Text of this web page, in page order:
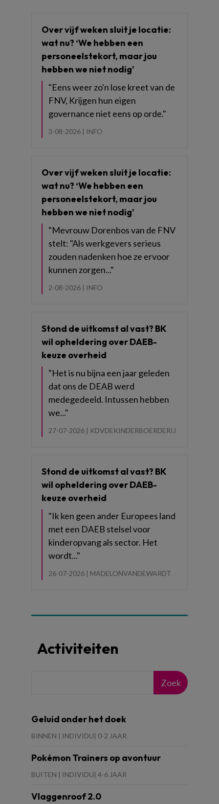
Over vijf weken sluit je locatie:
wat nu? ‘We hebben een
personeelstekort, maar jou
hebben we niet nodig’
"Eens weer zo'n lose kreet van de
FNV, Krijgen hun eigen
governance niet eens op orde."
3-08-2026 | INFO
Over vijf weken sluit je locatie:
wat nu? ‘We hebben een
personeelstekort, maar jou
hebben we niet nodig’
"Mevrouw Dorenbos van de FNV
stelt: "Als werkgevers serieus
zouden nadenken hoe ze ervoor
kunnen zorgen..."
2-08-2026 | INFO
Stond de uitkomst al vast? BK
wil opheldering over DAEB-
keuze overheid
"Het is nu bijna een jaar geleden
dat ons de DEAB werd
medegedeeld. Intussen hebben
we..."
27-07-2026 | KDVDEKINDERBOERDERIJ
Stond de uitkomst al vast? BK
wil opheldering over DAEB-
keuze overheid
"Ik ken geen ander Europees land
met een DAEB stelsel voor
kinderopvang als sector. Het
wordt..."
26-07-2026 | MADELONVANDEWARDT
Activiteiten
Zoek
Geluid onder het doek
BINNEN | INDIVIDU| 0-2 JAAR
Pokémon Trainers op avontuur
BUITEN | INDIVIDU| 4-6 JAAR
Vlaggenroof 2.0